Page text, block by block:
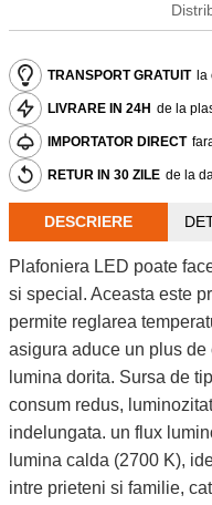
TRANSPORT GRATUIT
LIVRARE IN 24H de la
IMPORTATOR DIRECT
RETUR IN 30 ZILE de la
DESCRIERE
Plafoniera LED poate
si special. Aceasta este
permite reglarea
asigura aduce un plus
lumina dorita. Sursa de
consum redus,
indelungata. un flux
lumina calda (2700 K),
intre prieteni si familie,